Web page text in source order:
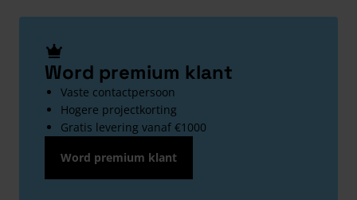
Word premium klant
Vaste contactpersoon
Hogere projectkorting
Gratis levering vanaf €1000
Word premium klant